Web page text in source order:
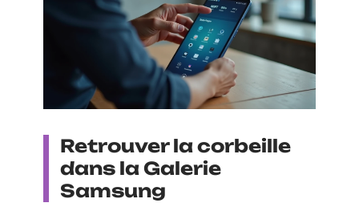
Retrouver la corbeille
dans la Galerie
Samsung